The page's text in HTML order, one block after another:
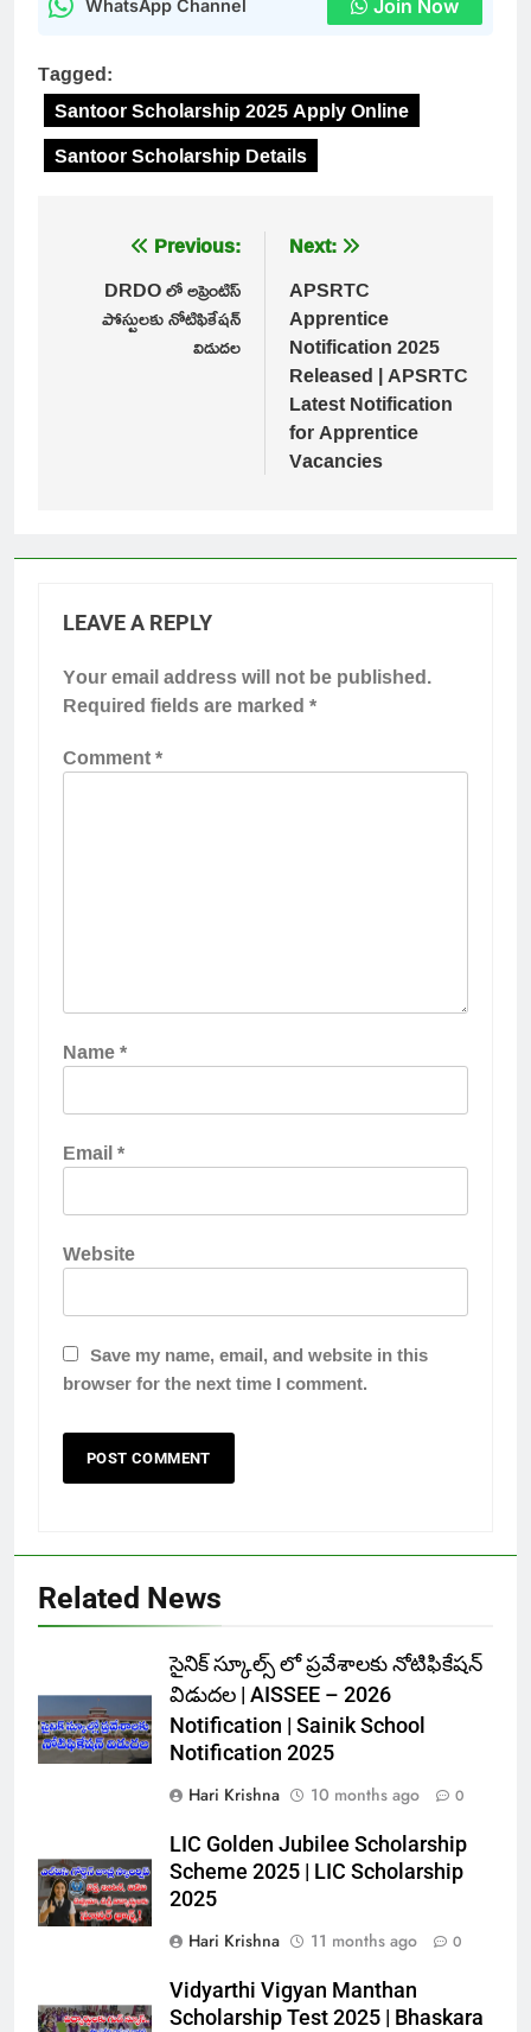
WhatsApp Channel Join Now
Tagged:
Santoor Scholarship 2025 Apply Online
Santoor Scholarship Details
navigation
Previous:
DRDO లో అప్రెంటిస్
పోస్టులకు నోటిఫికేషన్
విడుదల
Next:
APSRTC
Apprentice
Notification 2025
Released | APSRTC
Latest Notification
for Apprentice
Vacancies
LEAVE A REPLY
Your email address will not be published.
Required fields are marked*
Comment*
Name*
Email*
Website
Save my name, email, and website in this
browser for the next time I comment.
Related News
సైనిక్ స్కూల్స్ లో ప్రవేశాలకు నోటిఫికేషన్
విడుదల | AISSEE – 2026
Notification | Sainik School
Notification 2025
Hari Krishna
10 months ago 0
LIC Golden Jubilee Scholarship
Scheme 2025 | LIC Scholarship
2025
Hari Krishna
11 months ago 0
Vidyarthi Vigyan Manthan
Scholarship Test 2025 | Bhaskara